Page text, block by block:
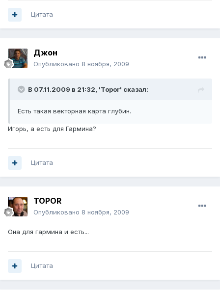
Цитата
Джон
Опубликовано 8 ноября, 2009
В 07.11.2009 в 21:32, 'Topor' сказал:
Есть такая векторная карта глубин.
Игорь, а есть для Гармина?
Цитата
TOPOR
Опубликовано 8 ноября, 2009
Она для гармина и есть...
Цитата